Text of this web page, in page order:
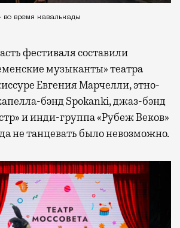
во время кавалькады
фестиваля составили
музыканты» театра
Евгения Марчелли, этно-
бэнд Spokanki, джаз-бэнд
и инди-группа «Рубеж Веков»
не танцевать было невозможно.